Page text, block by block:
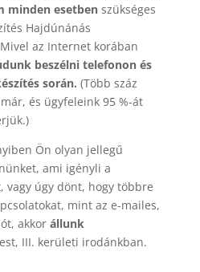
minden esetbenszükséges
Hajdúnánás
az Internet korában
beszélni telefonon és
során. (Több száz
és ügyfeleink 95 %-át
Ön olyan jellegű
ami igényli a
vagy úgy dönt, hogy többre
mint az e-mailes,
akkor állunk
III. kerületi irodánkban.